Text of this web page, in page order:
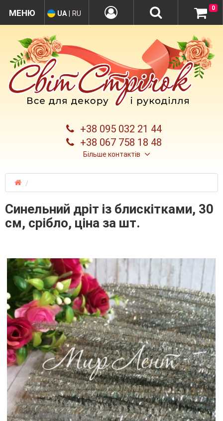
+38 095 032 21 44
+38 067 758 18 48
Більше контактів
UA RU
0
Синельний дріт із блискітками, 30
см, срібло, ціна за шт.